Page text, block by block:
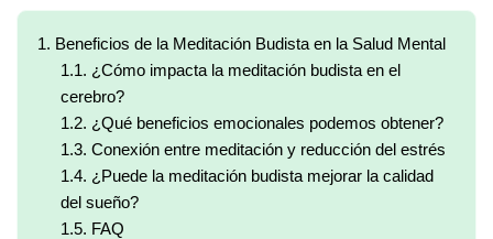
1. Beneficios de la Meditación Budista en la Salud Mental
1.1. ¿Cómo impacta la meditación budista en el
cerebro?
1.2. ¿Qué beneficios emocionales podemos obtener?
1.3. Conexión entre meditación y reducción del estrés
1.4. ¿Puede la meditación budista mejorar la calidad
del sueño?
1.5. FAQ